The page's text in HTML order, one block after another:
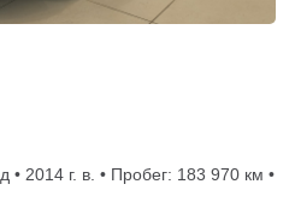
2014 г. в. • Пробег: 183 970 км •